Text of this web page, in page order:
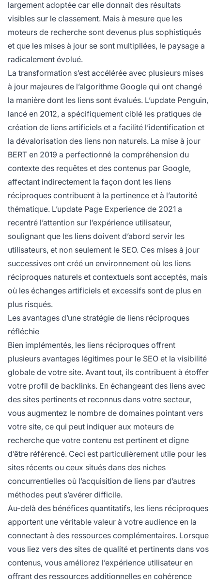
largement adoptée car elle donnait des résultats
visibles sur le classement. Mais à mesure que les
moteurs de recherche sont devenus plus sophistiqués
et que les mises à jour se sont multipliées, le paysage a
radicalement évolué.
La transformation s’est accélérée avec plusieurs mises
à jour majeures de l’algorithme Google qui ont changé
la manière dont les liens sont évalués. L’update Penguin,
lancé en 2012, a spécifiquement ciblé les pratiques de
création de liens artificiels et a facilité l’identification et
la dévalorisation des liens non naturels. La mise à jour
BERT en 2019 a perfectionné la compréhension du
contexte des requêtes et des contenus par Google,
affectant indirectement la façon dont les liens
réciproques contribuent à la pertinence et à l’autorité
thématique. L’update Page Experience de 2021 a
recentré l’attention sur l’expérience utilisateur,
soulignant que les liens doivent d’abord servir les
utilisateurs, et non seulement le SEO. Ces mises à jour
successives ont créé un environnement où les liens
réciproques naturels et contextuels sont acceptés, mais
où les échanges artificiels et excessifs sont de plus en
plus risqués.
Les avantages d’une stratégie de liens réciproques
réfléchie
Bien implémentés, les liens réciproques offrent
plusieurs avantages légitimes pour le SEO et la visibilité
globale de votre site. Avant tout, ils contribuent à étoffer
votre profil de backlinks. En échangeant des liens avec
des sites pertinents et reconnus dans votre secteur,
vous augmentez le nombre de domaines pointant vers
votre site, ce qui peut indiquer aux moteurs de
recherche que votre contenu est pertinent et digne
d’être référencé. Ceci est particulièrement utile pour les
sites récents ou ceux situés dans des niches
concurrentielles où l’acquisition de liens par d’autres
méthodes peut s’avérer difficile.
Au-delà des bénéfices quantitatifs, les liens réciproques
apportent une véritable valeur à votre audience en la
connectant à des ressources complémentaires. Lorsque
vous liez vers des sites de qualité et pertinents dans vos
contenus, vous améliorez l’expérience utilisateur en
offrant des ressources additionnelles en cohérence